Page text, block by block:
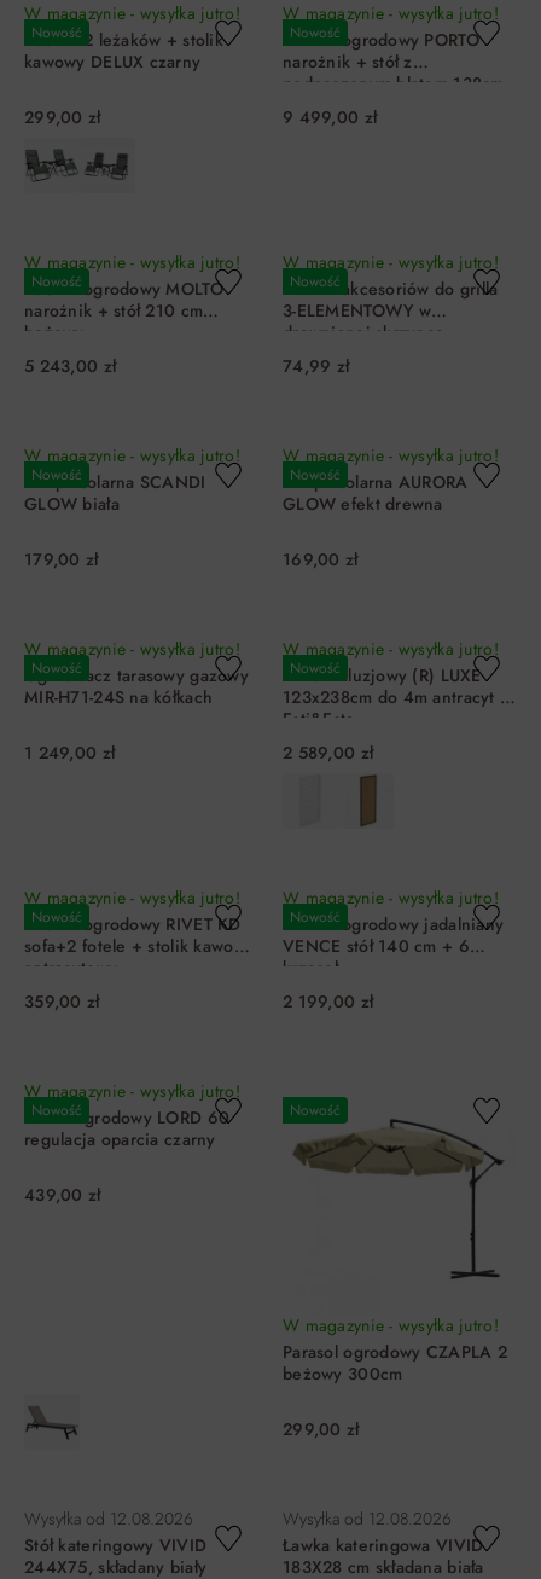
Nowość
W magazynie - wysyłka jutro!
Zestaw 2 leżaków + stolik
kawowy DELUX czarny
299,00 zł
Nowość
W magazynie - wysyłka jutro!
Zestaw ogrodowy PORTO
narożnik + stół z
podnoszonym blatem 138cm
beżowy naturalny
9 499,00 zł
Nowość
W magazynie - wysyłka jutro!
Zestaw ogrodowy MOLTO
narożnik + stół 210 cm
beżowy
5 243,00 zł
Nowość
W magazynie - wysyłka jutro!
Zestaw akcesoriów do grilla
3-ELEMENTOWY w
drewnianej skrzynce
74,99 zł
Nowość
W magazynie - wysyłka jutro!
Lampa solarna SCANDI
GLOW biała
179,00 zł
Nowość
W magazynie - wysyłka jutro!
Lampa solarna AURORA
GLOW efekt drewna
169,00 zł
Nowość
W magazynie - wysyłka jutro!
Ogrzewacz tarasowy gazowy
MIR-H71-24S na kółkach
1 249,00 zł
Nowość
W magazynie - wysyłka jutro!
Panel żaluzjowy (R) LUXE
123x238cm do 4m antracyt 1
Esti&Esta
2 589,00 zł
Nowość
W magazynie - wysyłka jutro!
Zestaw ogrodowy RIVET KD
sofa+2 fotele + stolik kawowy
antracytowy
359,00 zł
Nowość
W magazynie - wysyłka jutro!
Zestaw ogrodowy jadalniany
VENCE stół 140 cm + 6
krzeseł
2 199,00 zł
Nowość
W magazynie - wysyłka jutro!
Leżak ogrodowy LORD 60
regulacja oparcia czarny
439,00 zł
Nowość
W magazynie - wysyłka jutro!
Parasol ogrodowy CZAPLA 2
beżowy 300cm
299,00 zł
Wysyłka od 12.08.2026
Stół kateringowy VIVID
244X75, składany biały
Wysyłka od 12.08.2026
Ławka kateringowa VIVID
183X28 cm składana biała